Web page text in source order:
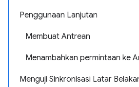
Penggunaan Lanjutan
Membuat Antrean
Menambahkan permintaan ke
Menguji Sinkronisasi Latar